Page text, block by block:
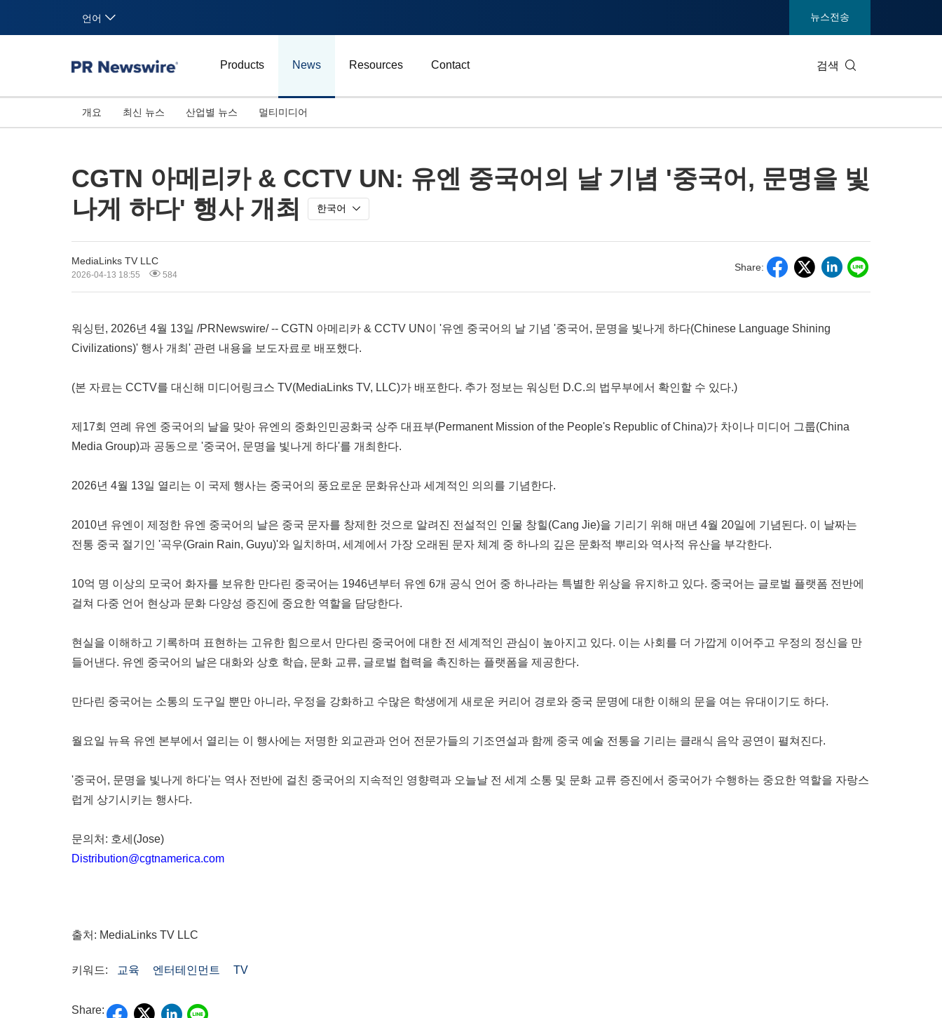
언어 뉴스전송
Products News Resources Contact 검색
개요 최신 뉴스 산업별 뉴스
에너지 엔터테인먼트 및 미디어
멀티미디어
CGTN 아메리카 & CCTV UN: 유엔 중국어의 날 기념 '중국어, 문명을 빛
나게 하다' 행사 개최
한국어
MediaLinks TV LLC
2026-04-13 18:55 584
Share:
워싱턴 , 2026년 4월 13일 /PRNewswire/ -- CGTN 아메리카 & CCTV UN이 '유엔 중국어의 날 기념 '중국어, 문명을 빛나게 하다(Chinese Language Shining
Civilizations)' 행사 개최' 관련 내용을 보도자료로 배포했다.
(본 자료는 CCTV를 대신해 미디어링크스 TV(MediaLinks TV, LLC)가 배포한다. 추가 정보는 워싱턴 D.C.의 법무부에서 확인할 수 있다.)
제17회 연례 유엔 중국어의 날을 맞아 유엔의 중화인민공화국 상주 대표부(Permanent Mission of the People's Republic of China)가 차이나 미디어 그룹(China
Media Group)과 공동으로 '중국어, 문명을 빛나게 하다'를 개최한다.
2026년 4월 13일 열리는 이 국제 행사는 중국어의 풍요로운 문화유산과 세계적인 의의를 기념한다.
2010년 유엔이 제정한 유엔 중국어의 날은 중국 문자를 창제한 것으로 알려진 전설적인 인물 창힐(Cang Jie)을 기리기 위해 매년 4월 20일에 기념된다. 이 날짜는
전통 중국 절기인 '곡우(Grain Rain, Guyu)'와 일치하며, 세계에서 가장 오래된 문자 체계 중 하나의 깊은 문화적 뿌리와 역사적 유산을 부각한다.
10억 명 이상의 모국어 화자를 보유한 만다린 중국어는 1946년부터 유엔 6개 공식 언어 중 하나라는 특별한 위상을 유지하고 있다. 중국어는 글로벌 플랫폼 전반에
걸쳐 다중 언어 현상과 문화 다양성 증진에 중요한 역할을 담당한다.
현실을 이해하고 기록하며 표현하는 고유한 힘으로서 만다린 중국어에 대한 전 세계적인 관심이 높아지고 있다. 이는 사회를 더 가깝게 이어주고 우정의 정신을 만
들어낸다. 유엔 중국어의 날은 대화와 상호 학습, 문화 교류, 글로벌 협력을 촉진하는 플랫폼을 제공한다.
만다린 중국어는 소통의 도구일 뿐만 아니라, 우정을 강화하고 수많은 학생에게 새로운 커리어 경로와 중국 문명에 대한 이해의 문을 여는 유대이기도 하다.
월요일 뉴욕 유엔 본부에서 열리는 이 행사에는 저명한 외교관과 언어 전문가들의 기조연설과 함께 중국 예술 전통을 기리는 클래식 음악 공연이 펼쳐진다.
'중국어, 문명을 빛나게 하다'는 역사 전반에 걸친 중국어의 지속적인 영향력과 오늘날 전 세계 소통 및 문화 교류 증진에서 중국어가 수행하는 중요한 역할을 자랑스
럽게 상기시키는 행사다.
문의처: 호세(Jose)
Distribution@cgtnamerica.com
출처: MediaLinks TV LLC
키워드: 교육 엔터테인먼트 TV
Share: